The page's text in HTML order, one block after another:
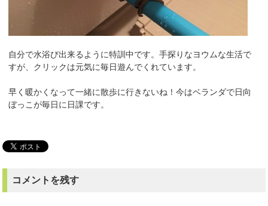
自分で水浴び出来るように特訓中です。手探りなヨウムな生活で
すが、クリックは元気に毎日遊んでくれています。
早く暖かくなって一緒に散歩に行きないね！今はベランダで日向
ぼっこが毎日に日課です。
コメントを残す